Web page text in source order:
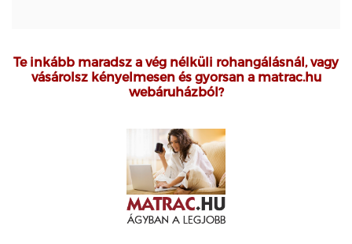
Te inkább maradsz a vég nélküli rohangálásnál, vagy
vásárolsz kényelmesen és gyorsan a matrac.hu
webáruházból?